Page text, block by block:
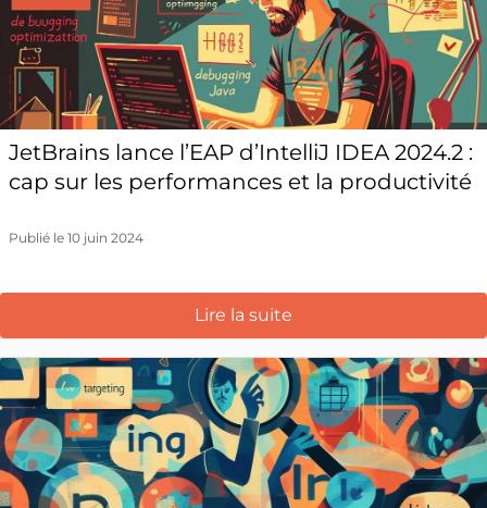
JetBrains lance l’EAP d’IntelliJ IDEA 2024.2 :
cap sur les performances et la productivité
Publié le 10 juin 2024
Lire la suite